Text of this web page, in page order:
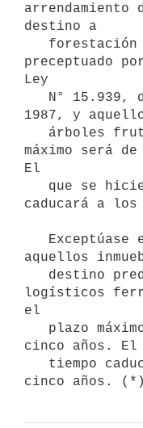
arrendamiento
destino a
preceptuado
Ley
1987, y
máximo será
El
caducará a
aquellos
logísticos
el
cinco años. El
cinco años. (*)